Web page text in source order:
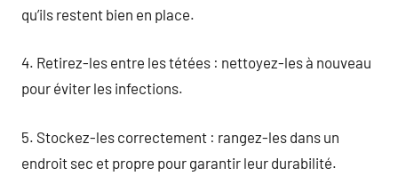
qu’ils restent bien en place.
4. Retirez-les entre les tétées : nettoyez-les à nouveau
pour éviter les infections.
5. Stockez-les correctement : rangez-les dans un
endroit sec et propre pour garantir leur durabilité.